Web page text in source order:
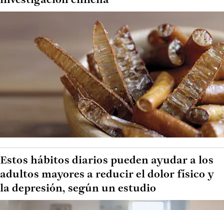
Estos hábitos diarios pueden ayudar a los
adultos mayores a reducir el dolor físico y
la depresión, según un estudio